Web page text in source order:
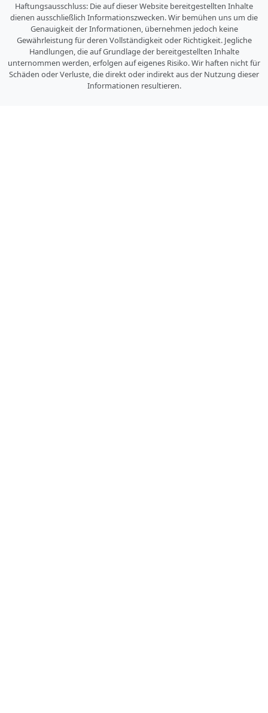
Haftungsausschluss: Die auf dieser Website bereitgestellten Inhalte
dienen ausschließlich Informationszwecken. Wir bemühen uns um die
Genauigkeit der Informationen, übernehmen jedoch keine
Gewährleistung für deren Vollständigkeit oder Richtigkeit. Jegliche
Handlungen, die auf Grundlage der bereitgestellten Inhalte
unternommen werden, erfolgen auf eigenes Risiko. Wir haften nicht für
Schäden oder Verluste, die direkt oder indirekt aus der Nutzung dieser
Informationen resultieren.